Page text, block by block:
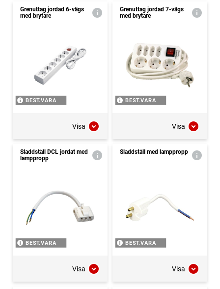
Grenuttag jordad 6-vägs
med brytare
BEST.VARA
Visa
Grenuttag jordad 7-vägs
med brytare
BEST.VARA
Visa
Sladdställ DCL jordat med
lamppropp
BEST.VARA
Visa
Sladdställ med lamppropp
BEST.VARA
Visa